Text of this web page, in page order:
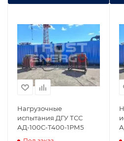
Нагрузочные
испытания ДГУ ТСС
АД-100С-Т400-1РМ5